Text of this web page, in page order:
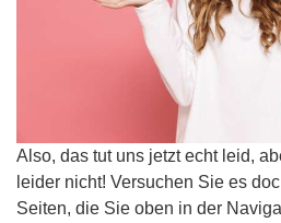
Also, das tut uns jetzt echt leid,
leider nicht! Versuchen Sie es
Seiten, die Sie oben in der